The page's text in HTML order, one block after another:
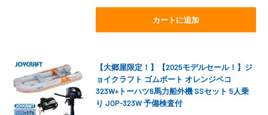
価
カートに追加
【大郷屋限定！】【2025モデルセール！】ジ
ョイクラフト ゴムボート オレンジペコ
323W+トーハツ6馬力船外機 SSセット 5人乗
り JOP-323W 予備検査付